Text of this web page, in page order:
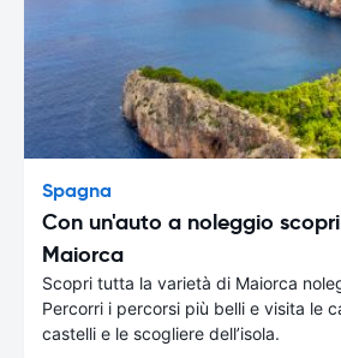
Spagna
Con un'auto a noleggio
Maiorca
Scopri tutta la varietà di Maiorca
Percorri i percorsi più belli e visita le
castelli e le scogliere dell’isola.